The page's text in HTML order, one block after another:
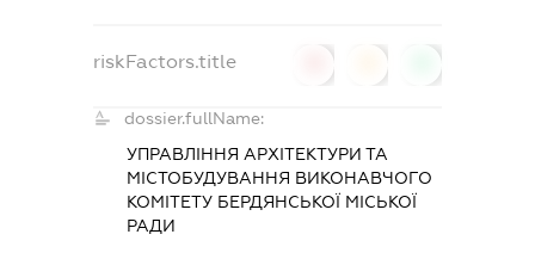
riskFactors.title
dossier.fullName:
УПРАВЛІННЯ АРХІТЕКТУРИ ТА
МІСТОБУДУВАННЯ ВИКОНАВЧОГО
КОМІТЕТУ БЕРДЯНСЬКОЇ МІСЬКОЇ
РАДИ